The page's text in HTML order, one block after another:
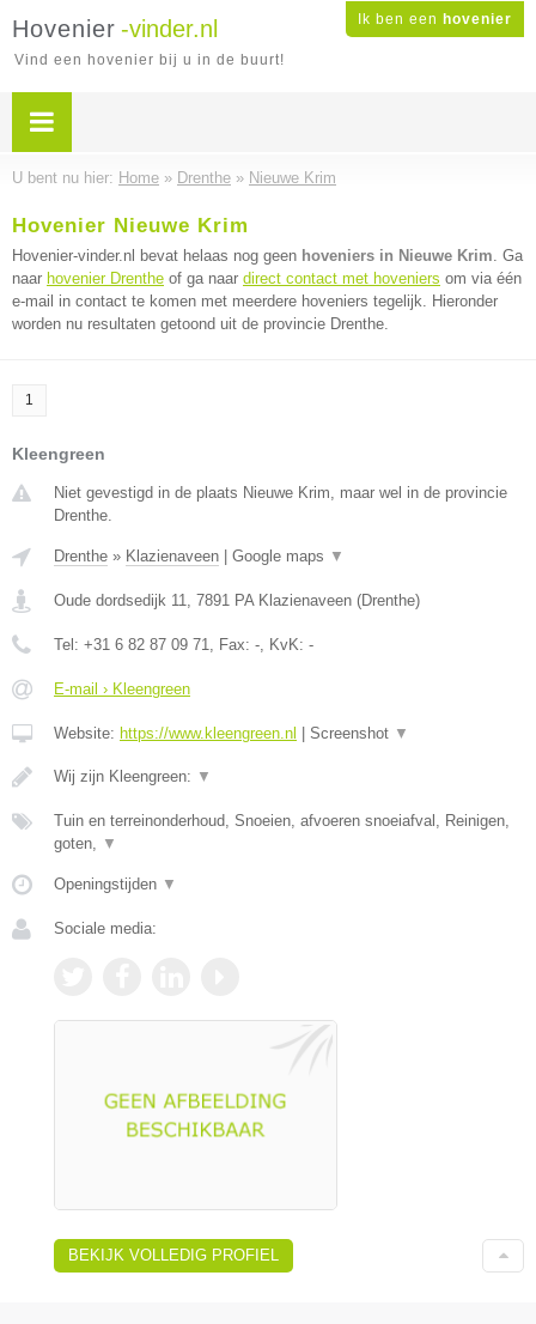
Ik ben een hovenier
Hovenier -vinder.nl
Vind een hovenier bij u in de buurt!
U bent nu hier: Home » Drenthe » Nieuwe Krim
Hovenier Nieuwe Krim
Hovenier-vinder.nl bevat helaas nog geen hoveniers in Nieuwe Krim. Ga
naar hovenier Drenthe of ga naar direct contact met hoveniers om via één
e-mail in contact te komen met meerdere hoveniers tegelijk. Hieronder
worden nu resultaten getoond uit de provincie Drenthe.
1
Kleengreen
Niet gevestigd in de plaats Nieuwe Krim, maar wel in de provincie
Drenthe.
Drenthe » Klazienaveen Google maps ▼
Oude dordsedijk 11, 7891 PA Klazienaveen (Drenthe)
Tel: +31 6 82 87 09 71, Fax: -, KvK: -
E-mail › Kleengreen
Website: https://www.kleengreen.nl Screenshot ▼
Wij zijn Kleengreen: ▼
Tuin en terreinonderhoud, Snoeien, afvoeren snoeiafval, Reinigen,
goten, ▼
Openingstijden ▼
Sociale media:
BEKIJK VOLLEDIG PROFIEL